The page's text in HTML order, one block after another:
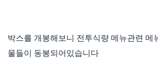
박스를 개봉해보니 전투식량 메뉴관련 메
물들이 동봉되어있습니다